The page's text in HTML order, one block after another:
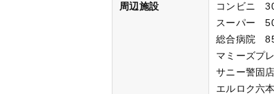
周辺施設
コンビニ
スーパー
総合病院
マミーズプ
サニー警固
エルロク六